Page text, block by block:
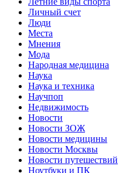
Личный счет
Люди
Места
Мнения
Мода
Народная медицина
Наука
Наука и техника
Научпоп
Недвижимость
Новости
Новости ЗОЖ
Новости медицины
Новости Москвы
Новости путешествий
Ноутбуки и ПК